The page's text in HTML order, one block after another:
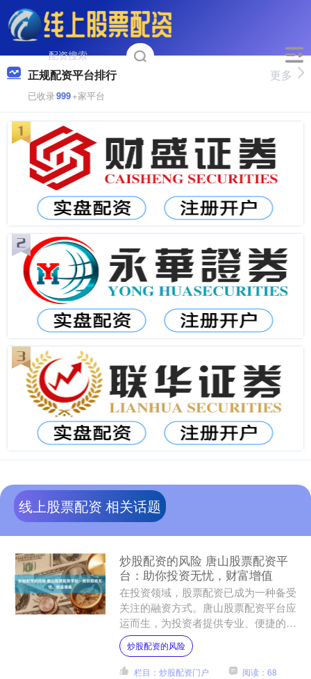
正规配资平台排行
已收录999+家平台
更多
线上股票配资 相关话题
炒股配资的风险 唐山股票配资平
台：助你投资无忧，财富增值
在投资领域，股票配资已成为一种备受
关注的融资方式。唐山股票配资平台应
运而生，为投资者提供专业、便捷的配
资服务，助力其投资无忧，财富增值。
期货配资可以帮助投资者....
炒股配资的风险
栏目：炒股配资门户 阅读：68